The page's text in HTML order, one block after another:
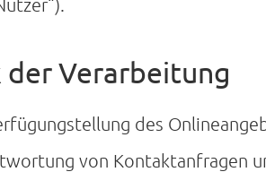
der Verarbeitung
des
von Kontaktanfragen